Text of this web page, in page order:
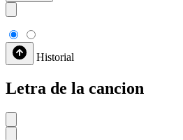
Historial
Letra de la cancion